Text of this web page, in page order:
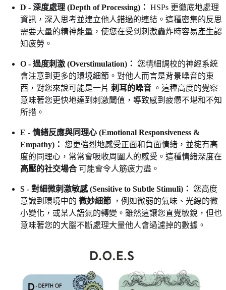
D - 深度處理 (Depth of Processing)： HSPs 更徹底地處理
資訊，深入思考並建立他人錯過的連結。這種密集的反思
需要大量的精神能量，使您在受到刺激轟炸時容易產生認
知疲勞。
O - 過度刺激 (Overstimulation)： 您精細調校的神經系統
會注意到更多的環境細節。對他人而言是背景噪音的東
西，對您來說可能是一片 刺耳的噪音 。這種高度的覺察
意味著您更快地達到刺激閾值，導致感到疲憊不堪和不知
所措。
E - 情緒反應與同理心 (Emotional Responsiveness &
Empathy)： 您更強烈地感受正面和負面情緒，並擁有高
度的同理心，常常會吸收周圍人的感受。這種情緒深度在
高壓的社交場合 可能會令人筋疲力盡。
S - 對細微刺激敏感 (Sensitive to Subtle Stimuli)： 您高度
意識到環境中的 微妙細節 ，例如微弱的氣味、光線的微
小變化，或某人語氣的轉變。雖然這讓您直覺敏銳，但也
意味著您的大腦不斷處理大量他人會過濾掉的數據。